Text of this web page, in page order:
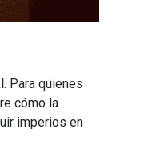
. Para quienes
cómo la
imperios en